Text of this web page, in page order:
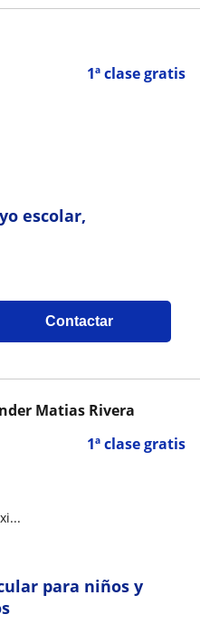
1ª clase gratis
escolar,
Contactar
1ª clase gratis
Matias Rivera
para niños y